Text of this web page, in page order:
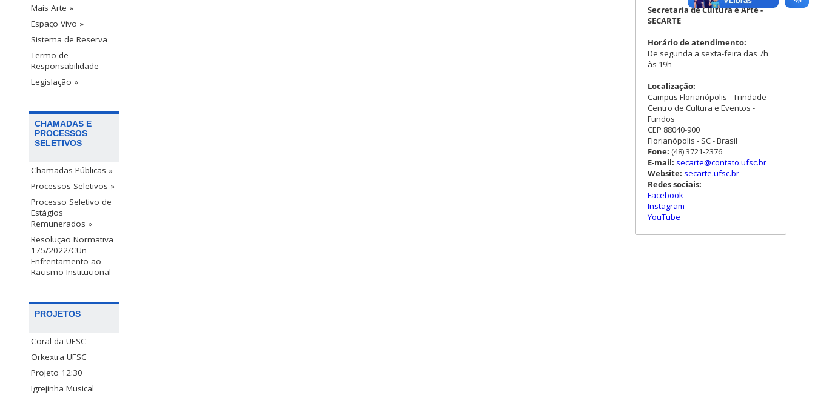
Mais Arte »
Espaço Vivo »
Sistema de Reserva
Termo de
Responsabilidade
Legislação »
CHAMADAS E
PROCESSOS
SELETIVOS
Chamadas Públicas »
Processos Seletivos »
Processo Seletivo de
Estágios
Remunerados »
Resolução Normativa
175/2022/CUn –
Enfrentamento ao
Racismo Institucional
PROJETOS
Coral da UFSC
Orkextra UFSC
Projeto 12:30
Igrejinha Musical
Secretaria de Cultura e Arte -
SECARTE
Horário de atendimento:
De segunda a sexta-feira das 7h
às 19h
Localização:
Campus Florianópolis - Trindade
Centro de Cultura e Eventos -
Fundos
CEP 88040-900
Florianópolis - SC - Brasil
Fone: (48) 3721-2376
E-mail: secarte@contato.ufsc.br
Website: secarte.ufsc.br
Redes sociais:
Facebook
Instagram
YouTube